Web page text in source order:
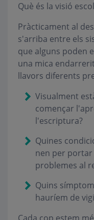
Què és la visió
Pràcticament al
s'arriba entre els
que alguns poden
una mica
llavors diferents
Visualment
començar
l'escriptura?
Quines
nen per portar
problemes al
Quins
hauríem de